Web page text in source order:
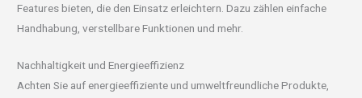
Features bieten, die den Einsatz erleichtern. Dazu zählen einfache
Handhabung, verstellbare Funktionen und mehr.
Nachhaltigkeit und Energieeffizienz
Achten Sie auf energieeffiziente und umweltfreundliche Produkte,